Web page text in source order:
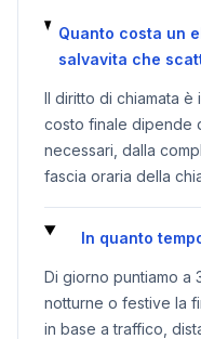
Quanto costa un
salvavita che
Il diritto di chiamata è
costo finale dipende
necessari, dalla
fascia oraria della
In quanto
Di giorno puntiamo a
notturne o festive la
in base a traffico,